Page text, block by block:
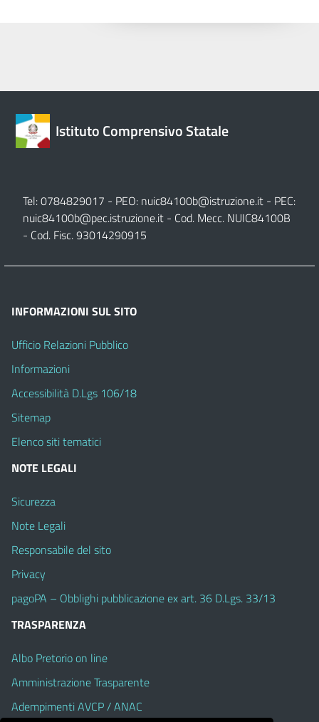
Istituto Comprensivo Statale
Tel: 0784829017 - PEO: nuic84100b@istruzione.it - PEC:
nuic84100b@pec.istruzione.it - Cod. Mecc. NUIC84100B
- Cod. Fisc. 93014290915
INFORMAZIONI SUL SITO
Ufficio Relazioni Pubblico
Informazioni
Accessibilità D.Lgs 106/18
Sitemap
Elenco siti tematici
NOTE LEGALI
Sicurezza
Note Legali
Responsabile del sito
Privacy
pagoPA – Obblighi pubblicazione ex art. 36 D.Lgs. 33/13
TRASPARENZA
Albo Pretorio on line
Amministrazione Trasparente
Adempimenti AVCP / ANAC